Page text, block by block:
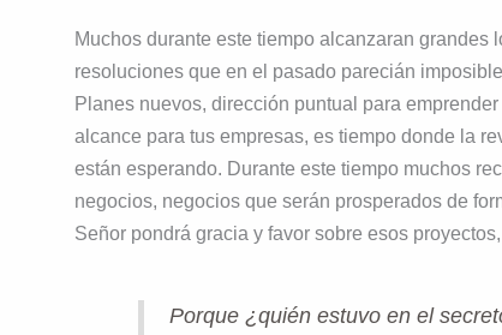
Muchos durante este tiempo alcanzaran
resoluciones que en el pasado parecián
Planes nuevos, dirección puntual para
alcance para tus empresas, es tiempo donde la
están esperando. Durante este tiempo muchos
negocios, negocios que serán prosperados de
Señor pondrá gracia y favor sobre esos
Porque ¿quién estuvo en el